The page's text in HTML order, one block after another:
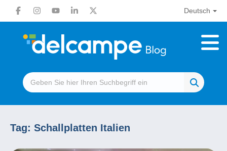
Deutsch
Tag: Schallplatten Italien